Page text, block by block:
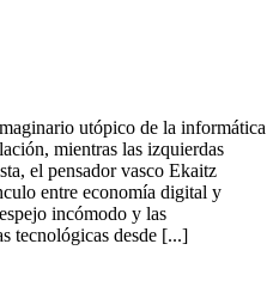
utópico de la informática
mientras las izquierdas
el pensador vasco Ekaitz
entre economía digital y
incómodo y las
tecnológicas desde [...]